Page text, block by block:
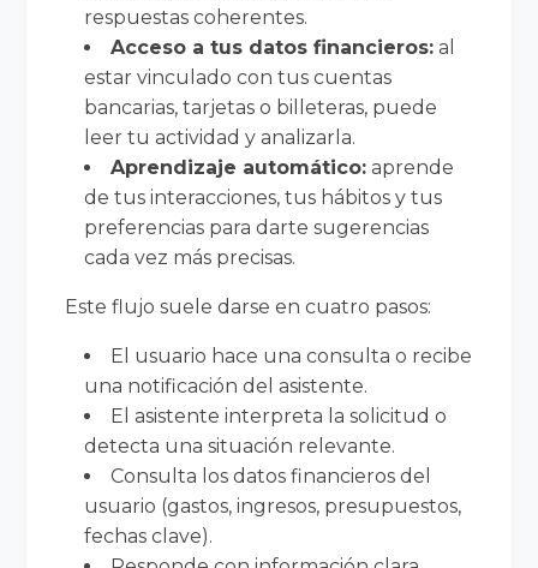
respuestas coherentes.
Acceso a tus datos financieros: al
estar vinculado con tus cuentas
bancarias, tarjetas o billeteras, puede
leer tu actividad y analizarla.
Aprendizaje automático: aprende
de tus interacciones, tus hábitos y tus
preferencias para darte sugerencias
cada vez más precisas.
Este flujo suele darse en cuatro pasos:
El usuario hace una consulta o recibe
una notificación del asistente.
El asistente interpreta la solicitud o
detecta una situación relevante.
Consulta los datos financieros del
usuario (gastos, ingresos, presupuestos,
fechas clave).